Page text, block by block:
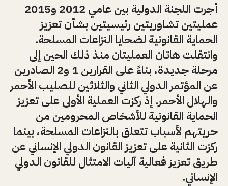
أجرت اللجنة الدولية بين عامي 2012 و2015
عمليتين تشاوريتين رئيسيتين بشأن تعزيز
الحماية القانونية لضحايا النزاعات المسلحة.
وانتقلت هاتان العمليتان منذ ذلك الحين إلى
مرحلة جديدة، بناءً على القرارين 1 و2 الصادرين
عن المؤتمر الدولي الثاني والثلاثين للصليب الأحمر
والهلال الأحمر. إذ ركزت العملية الأولى على تعزيز
الحماية القانونية للأشخاص المحرومين من
حريتهم لأسباب تتعلق بالنزاعات المسلحة، بينما
ركزت الثانية على تعزيز القانون الدولي الإنساني عن
طريق تعزيز فعالية آليات الامتثال للقانون الدولي
الإنساني.